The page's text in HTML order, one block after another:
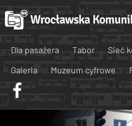
Dla pasażera Tabor
Sieć
Galeria
Muzeum cyfrowe